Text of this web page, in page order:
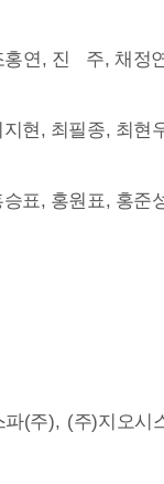
연, 진 주, 채정
현, 최필종, 최현
표, 홍원표, 홍준
(주), (주)지오시